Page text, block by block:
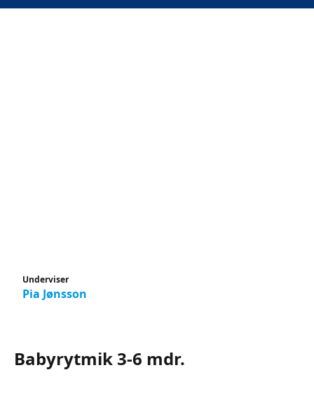
Underviser
Pia Jønsson
Babyrytmik 3-6 mdr.